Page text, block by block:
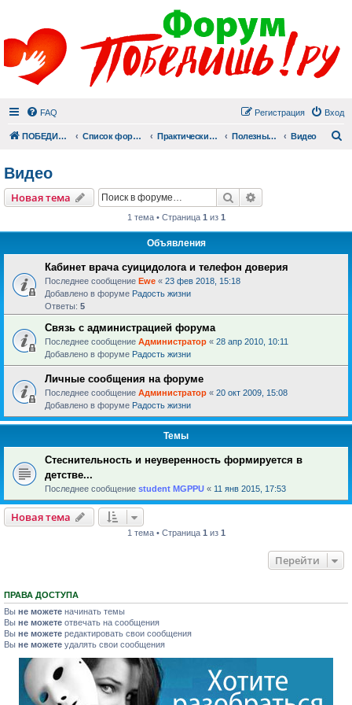
FAQ Вход
Регистрация
ПОБЕДИШЬ.РУ Список форумов Практический раздел Полезные материалы Видео
Видео
Новая тема Поиск
1 тема • Страница 1 из 1
Объявления
Кабинет врача суицидолога и телефон доверия
Последнее сообщение Ewe « 23 фев 2018, 15:18
Добавлено в форуме Радость жизни
Ответы: 5
Связь с администрацией форума
Последнее сообщение Администратор « 28 апр 2010, 10:11
Добавлено в форуме Радость жизни
Личные сообщения на форуме
Последнее сообщение Администратор « 20 окт 2009, 15:08
Добавлено в форуме Радость жизни
Темы
Стеснительность и неуверенность формируется в
детстве...
Последнее сообщение student MGPPU « 11 янв 2015, 17:53
Новая тема
1 тема • Страница 1 из 1
Перейти
ПРАВА ДОСТУПА
Вы не можете начинать темы
Вы не можете отвечать на сообщения
Вы не можете редактировать свои сообщения
Вы не можете удалять свои сообщения